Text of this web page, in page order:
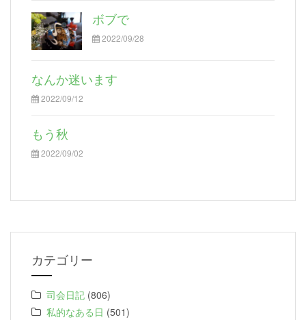
ボブで
2022/09/28
なんか迷います
2022/09/12
もう秋
2022/09/02
カテゴリー
司会日記 (806)
私的なある日 (501)